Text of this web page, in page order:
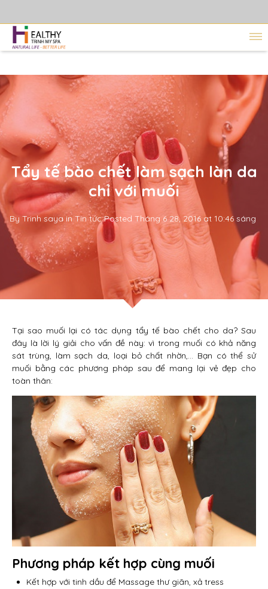
Tẩy tế bào chết làm sạch làn da
chỉ với muối
By Trinh saya in Tin tức Posted Tháng 6 28, 2016 at 10:46 sáng
Tại sao muối lại có tác dụng tẩy tế bào chết cho da? Sau
đây là lời lý giải cho vấn đề này: vì trong muối có khả năng
sát trùng, làm sạch da, loại bỏ chất nhờn,… Bạn có thể sử
muối bằng các phương pháp sau để mang lại vẻ đẹp cho
toàn thân:
Phương pháp kết hợp cùng muối
Kết hợp với tinh dầu để Massage thư giãn, xả tress